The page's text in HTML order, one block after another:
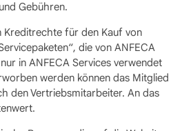
Gebühren.
Kreditrechte für den Kauf von
die von ANFECA
in ANFECA Services verwendet
werden können das Mitglied
den Vertriebsmitarbeiter. An das